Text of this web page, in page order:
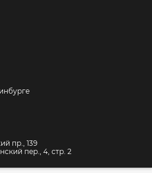
пр., 139
пер., 4, стр. 2